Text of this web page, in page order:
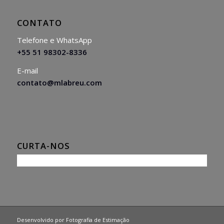
CONTATO
Telefone e WhatsApp
+55 51 98302-8336
E-mail
contato@mlabreu.com
CURTA-NOS
Desenvolvido por Fotografia de Estimação